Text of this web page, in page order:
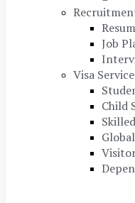
Job
Visa
Child